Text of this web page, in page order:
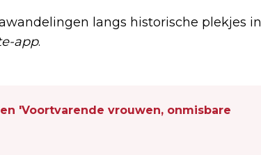
langs historische plekjes in
app.
'Voortvarende vrouwen, onmisbare